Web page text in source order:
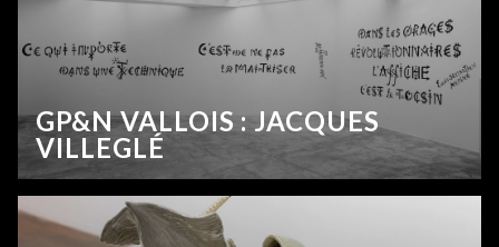
GP&N VALLOIS : JACQUES
VILLEGLÉ